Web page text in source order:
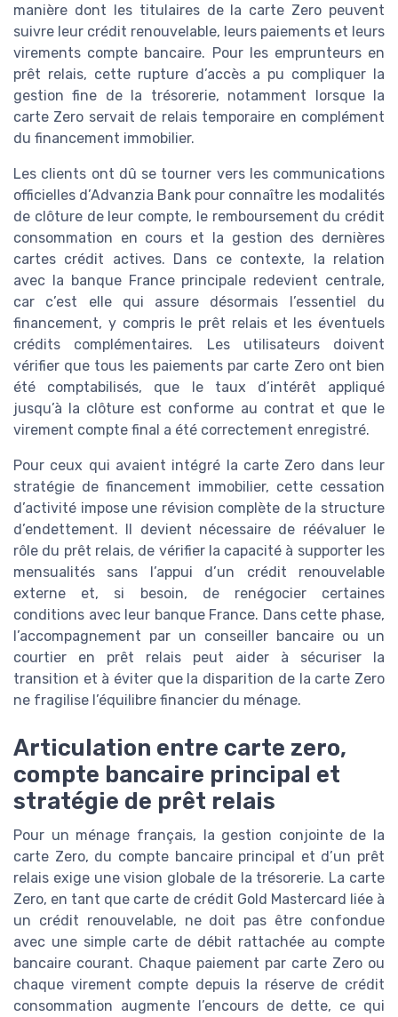
manière dont les titulaires de la carte Zero peuvent
suivre leur crédit renouvelable, leurs paiements et leurs
virements compte bancaire. Pour les emprunteurs en
prêt relais, cette rupture d’accès a pu compliquer la
gestion fine de la trésorerie, notamment lorsque la
carte Zero servait de relais temporaire en complément
du financement immobilier.
Les clients ont dû se tourner vers les communications
officielles d’Advanzia Bank pour connaître les modalités
de clôture de leur compte, le remboursement du crédit
consommation en cours et la gestion des dernières
cartes crédit actives. Dans ce contexte, la relation
avec la banque France principale redevient centrale,
car c’est elle qui assure désormais l’essentiel du
financement, y compris le prêt relais et les éventuels
crédits complémentaires. Les utilisateurs doivent
vérifier que tous les paiements par carte Zero ont bien
été comptabilisés, que le taux d’intérêt appliqué
jusqu’à la clôture est conforme au contrat et que le
virement compte final a été correctement enregistré.
Pour ceux qui avaient intégré la carte Zero dans leur
stratégie de financement immobilier, cette cessation
d’activité impose une révision complète de la structure
d’endettement. Il devient nécessaire de réévaluer le
rôle du prêt relais, de vérifier la capacité à supporter les
mensualités sans l’appui d’un crédit renouvelable
externe et, si besoin, de renégocier certaines
conditions avec leur banque France. Dans cette phase,
l’accompagnement par un conseiller bancaire ou un
courtier en prêt relais peut aider à sécuriser la
transition et à éviter que la disparition de la carte Zero
ne fragilise l’équilibre financier du ménage.
Articulation entre carte zero,
compte bancaire principal et
stratégie de prêt relais
Pour un ménage français, la gestion conjointe de la
carte Zero, du compte bancaire principal et d’un prêt
relais exige une vision globale de la trésorerie. La carte
Zero, en tant que carte de crédit Gold Mastercard liée à
un crédit renouvelable, ne doit pas être confondue
avec une simple carte de débit rattachée au compte
bancaire courant. Chaque paiement par carte Zero ou
chaque virement compte depuis la réserve de crédit
consommation augmente l’encours de dette, ce qui